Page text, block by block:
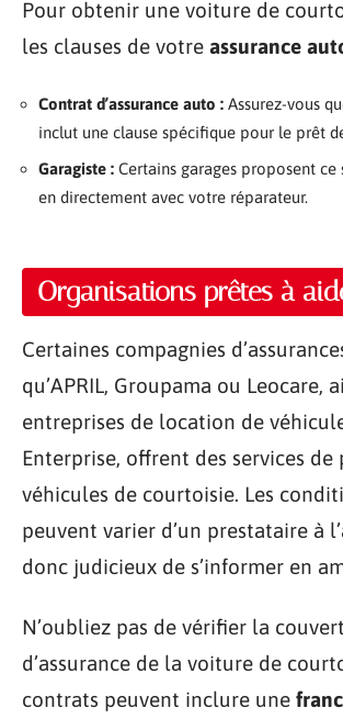
Pour obtenir une voiture de
les clauses de votre assurance
Contrat d’assurance auto : Assurez-vous
inclut une clause spécifique pour le prêt
Garagiste : Certains garages proposent ce
en directement avec votre réparateur.
Organisations prêtes à
Certaines compagnies
qu’APRIL, Groupama ou Leocare,
entreprises de location de
Enterprise, offrent des services de
véhicules de courtoisie. Les
peuvent varier d’un prestataire à
donc judicieux de s’informer en
N’oubliez pas de vérifier la
d’assurance de la voiture de
contrats peuvent inclure une